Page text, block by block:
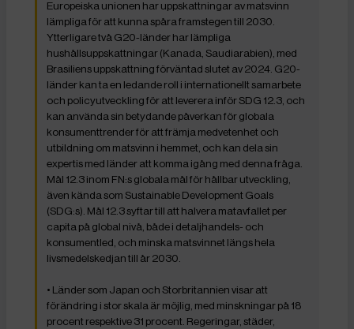
Europeiska unionen har uppskattningar av matsvinn
lämpliga för att kunna spåra framstegen till 2030.
Ytterligare två G20-länder har lämpliga
hushållsuppskattningar (Kanada, Saudiarabien), med
Brasiliens uppskattning förväntad slutet av 2024. G20-
länder kan ta en ledande roll i internationellt samarbete
och policyutveckling för att leverera inför SDG 12.3, och
kan använda sin betydande påverkan för globala
konsumenttrender för att främja medvetenhet och
utbildning om matsvinn i hemmet, och kan dela sin
expertis med länder att komma igång med denna fråga.
Mål 12.3 inom FN:s globala mål för hållbar utveckling,
även kända som Sustainable Development Goals
(SDG:s). Mål 12.3 syftar till att halvera matavfallet per
capita på global nivå, både i detaljhandels- och
konsumentled, och minska matsvinnet längs hela
livsmedelskedjan till år 2030.
• Länder som Japan och Storbritannien visar att
förändring i stor skala är möjlig, med minskningar på 18
procent respektive 31 procent. Regeringar, städer,